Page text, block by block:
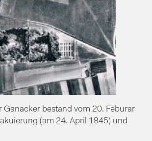
Ganacker bestand vom 20. Feburar
(am 24. April 1945) und